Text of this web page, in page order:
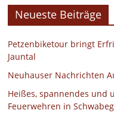
Neueste Beiträge
Petzenbiketour bringt
Jauntal
Neuhauser Nachrichten
Heißes, spannendes und
Feuerwehren in